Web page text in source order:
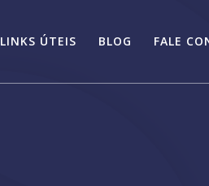
LINKS ÚTEIS BLOG FALE